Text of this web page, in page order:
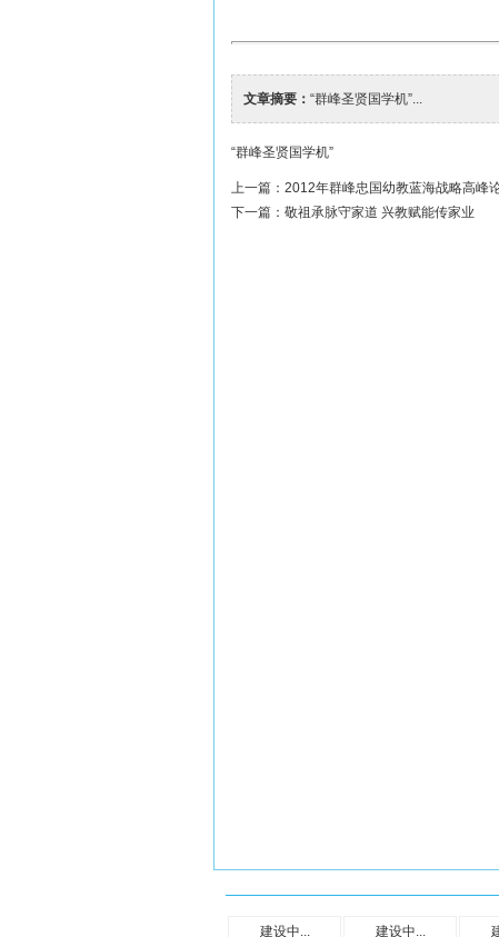
文章摘要： “群峰圣贤国学机”...
“群峰圣贤国学机”
上一篇： 2012年群峰忠国幼教蓝海战略高峰
下一篇： 敬祖承脉守家道 兴教赋能传家业
建设中... 建设中...